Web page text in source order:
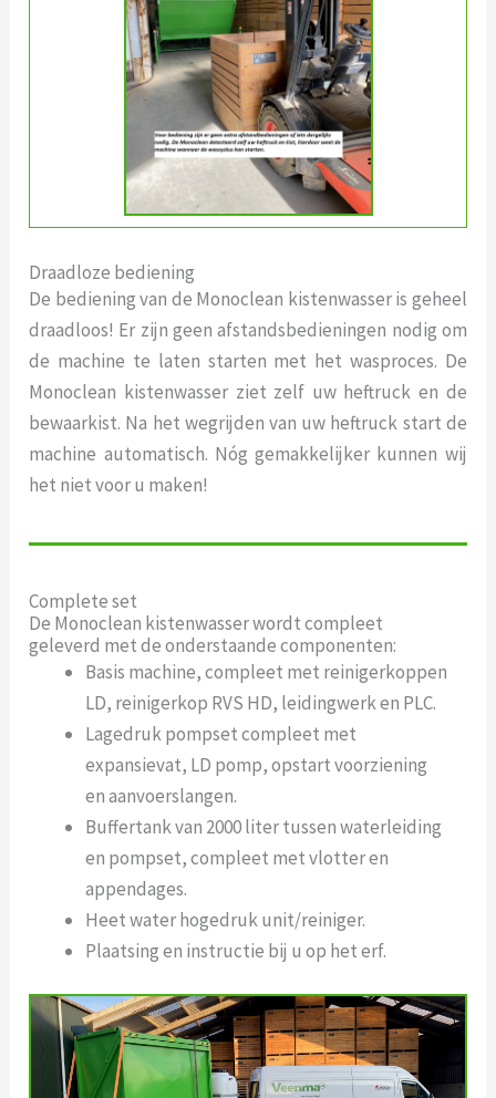
Draadloze bediening
De bediening van de Monoclean kistenwasser is geheel
draadloos! Er zijn geen afstandsbedieningen nodig om
de machine te laten starten met het wasproces. De
Monoclean kistenwasser ziet zelf uw heftruck en de
bewaarkist. Na het wegrijden van uw heftruck start de
machine automatisch. Nóg gemakkelijker kunnen wij
het niet voor u maken!
Complete set
De Monoclean kistenwasser wordt compleet
geleverd met de onderstaande componenten:
Basis machine, compleet met reinigerkoppen
LD, reinigerkop RVS HD, leidingwerk en PLC.
Lagedruk pompset compleet met
expansievat, LD pomp, opstart voorziening
en aanvoerslangen.
Buffertank van 2000 liter tussen waterleiding
en pompset, compleet met vlotter en
appendages.
Heet water hogedruk unit/reiniger.
Plaatsing en instructie bij u op het erf.